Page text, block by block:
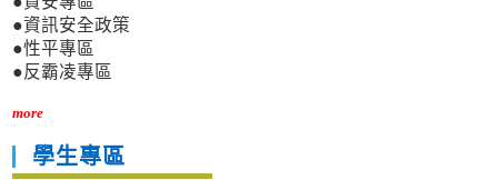
●資訊安全政策
●性平專區
●反霸凌專區
more
學生專區